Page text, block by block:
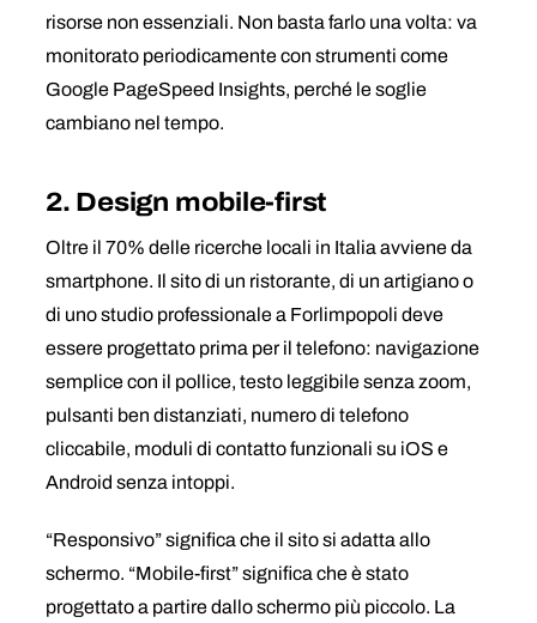
risorse non essenziali. Non basta farlo una volta: va
monitorato periodicamente con strumenti come
Google PageSpeed Insights, perché le soglie
cambiano nel tempo.
2. Design mobile-first
Oltre il 70% delle ricerche locali in Italia avviene da
smartphone. Il sito di un ristorante, di un artigiano o
di uno studio professionale a Forlimpopoli deve
essere progettato prima per il telefono: navigazione
semplice con il pollice, testo leggibile senza zoom,
pulsanti ben distanziati, numero di telefono
cliccabile, moduli di contatto funzionali su iOS e
Android senza intoppi.
“Responsivo” significa che il sito si adatta allo
schermo. “Mobile-first” significa che è stato
progettato a partire dallo schermo più piccolo. La